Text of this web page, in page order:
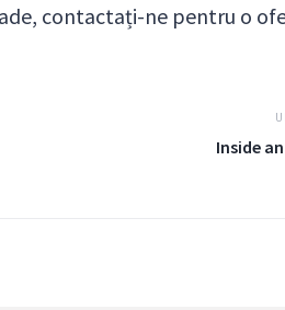
contactați-ne pentru o
Inside